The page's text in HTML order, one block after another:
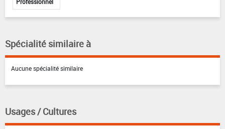
Spécialité similaire à
Aucune spécialité similaire
Usages / Cultures